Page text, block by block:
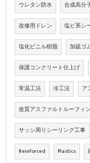
ウレタン防水 合成高分
改修用ドレン 塩ビ系シ
塩化ビニル樹脂 加硫ゴ
保護コンクリート仕上げ
常温工法 冷工法 ア
改質アスファルトルーフィ
サッシ周りシーリング工事
Reinforced Plastics